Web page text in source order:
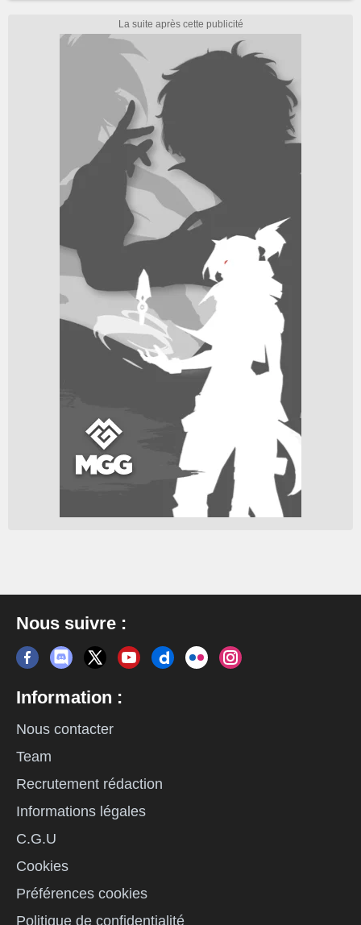
Nous suivre :
Information :
Nous contacter
Team
Recrutement rédaction
Informations légales
C.G.U
Cookies
Préférences cookies
Politique de confidentialité